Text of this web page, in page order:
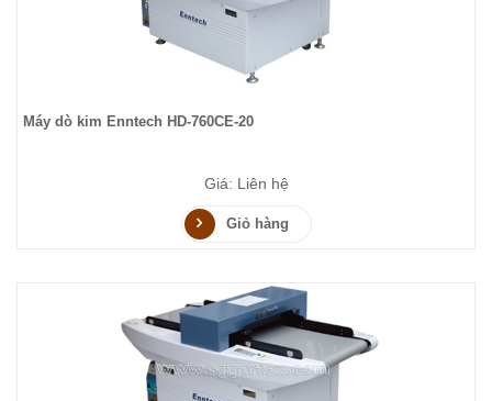
Máy dò kim Enntech HD-760CE-20
Giá: Liên hệ
Giỏ hàng